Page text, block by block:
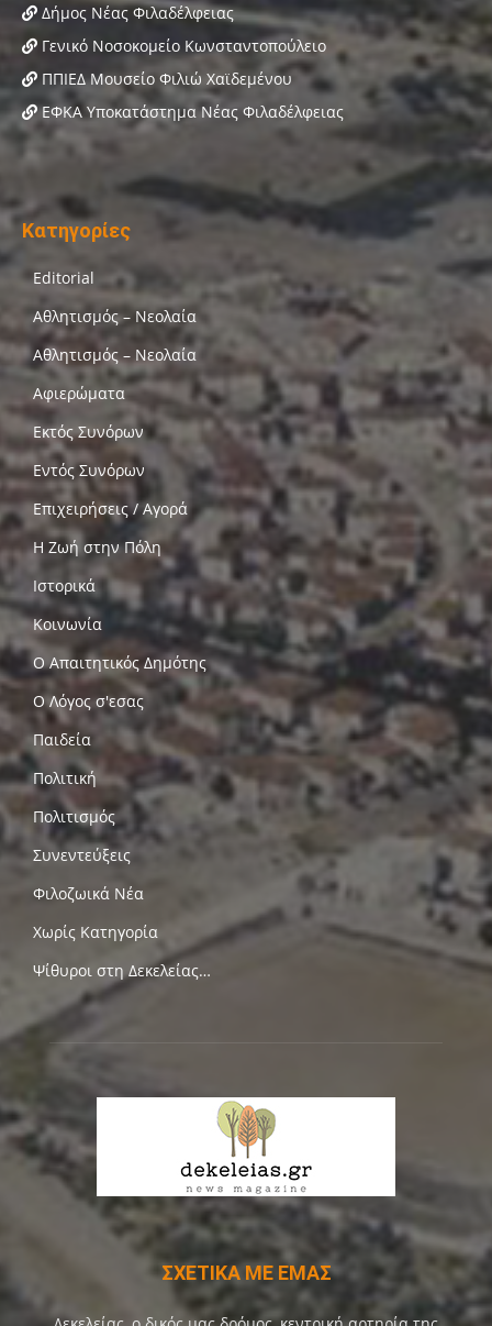
Δήμος Νέας Φιλαδέλφειας
Γενικό Νοσοκομείο Κωνσταντοπούλειο
ΠΠΙΕΔ Μουσείο Φιλιώ Χαϊδεμένου
ΕΦΚΑ Υποκατάστημα Νέας Φιλαδέλφειας
Κατηγορίες
Editorial
Αθλητισμός – Νεολαία
Αθλητισμός – Νεολαία
Αφιερώματα
Εκτός Συνόρων
Εντός Συνόρων
Επιχειρήσεις / Αγορά
Η Ζωή στην Πόλη
Ιστορικά
Κοινωνία
Ο Απαιτητικός Δημότης
Ο Λόγος σ'εσας
Παιδεία
Πολιτική
Πολιτισμός
Συνεντεύξεις
Φιλοζωικά Νέα
Χωρίς Κατηγορία
Ψίθυροι στη Δεκελείας…
ΣΧΕΤΙΚΑ ΜΕ ΕΜΑΣ